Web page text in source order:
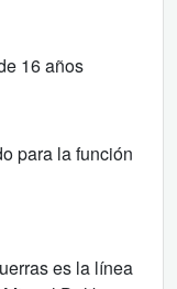
16 años
para la función
es la línea